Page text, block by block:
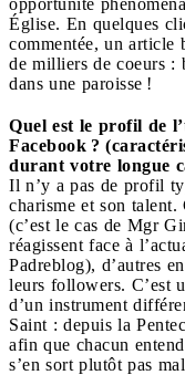
Église. En quelques
commentée, un article
de milliers de coeurs :
dans une paroisse !
Quel est le profil de
Facebook ?
durant votre longue
Il n’y a pas de profil
charisme et son
(c’est le cas de Mgr
réagissent face à
Padreblog), d’autres
leurs followers. C’est
d’un instrument
Saint : depuis la
afin que chacun
s’en sort plutôt pas